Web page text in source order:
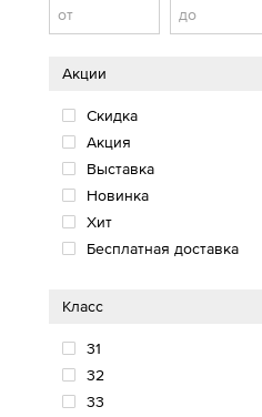
от до
Акции
Скидка
Акция
Выставка
Новинка
Хит
Бесплатная доставка
Класс
31
32
33